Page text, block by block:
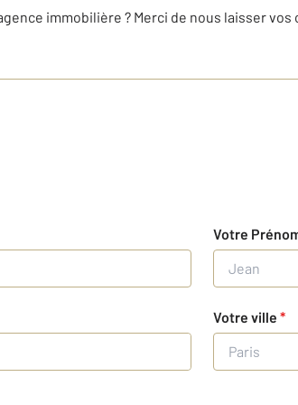
immobilière ? Merci de nous laisser
Votre
Votre ville *